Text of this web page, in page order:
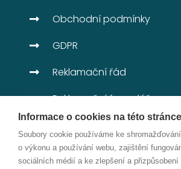
Obchodní podmínky
GDPR
Reklamační řád
Reklamační formulář
DOTAČNÍ TITULY
Nové moduly IS a rozšíření
Informace o cookies na této stránce
Soubory cookie používáme ke
o výkonu a používání webu, zajištění
sociálních médií a ke zlepšení a přizpůsobení